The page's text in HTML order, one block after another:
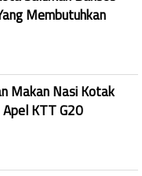
Membutuhkan
Makan Nasi Kotak
Apel KTT G20